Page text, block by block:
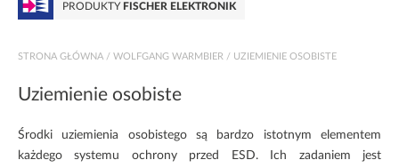
PRODUKTY FISCHER ELEKTRONIK
STRONA GŁÓWNA / WOLFGANG WARMBIER / UZIEMIENIE OSOBISTE
Uziemienie osobiste
Środki uziemienia osobistegosą bardzo istotnym elementem
każdegosystemu ochrony przed ESD. Ich zadaniem jest